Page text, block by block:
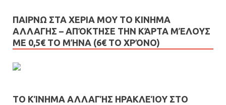
ΠΑΙΡΝΩ ΣΤΑ ΧΕΡΙΑ ΜΟΥ ΤΟ ΚΙΝΗΜΑ
ΑΛΛΑΓΗΣ – AΠΌΚΤΗΣΕ ΤΗΝ ΚΆΡΤΑ ΜΈΛΟΥΣ
ΜΕ 0,5€ ΤΟ ΜΉΝΑ (6€ ΤΟ ΧΡΌΝΟ)
ΤΟ ΚΊΝΗΜΑ ΑΛΛΑΓΉΣ ΗΡΑΚΛΕΊΟΥ ΣΤΟ